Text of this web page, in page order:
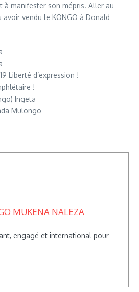
à manifester son mépris. Aller au
avoir vendu le KONGO à Donald
Liberté d’expression !
!
Ingeta
Mulongo
MUKENA NALEZA
engagé et international pour